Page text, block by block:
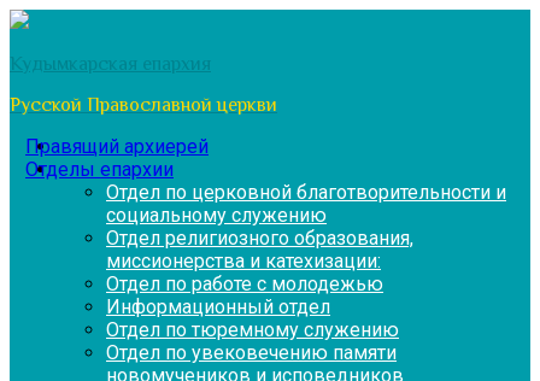
Перейти
содержимому
Кудымкарская епархия
Русской Православной церкви
Правящий архиерей
Отделы епархии
Отдел по церковной благотворительности и
социальному служению
Отдел религиозного образования,
миссионерства и катехизации:
Отдел по работе с молодежью
Информационный отдел
Отдел по тюремному служению
Отдел по увековечению памяти
новомучеников и исповедников